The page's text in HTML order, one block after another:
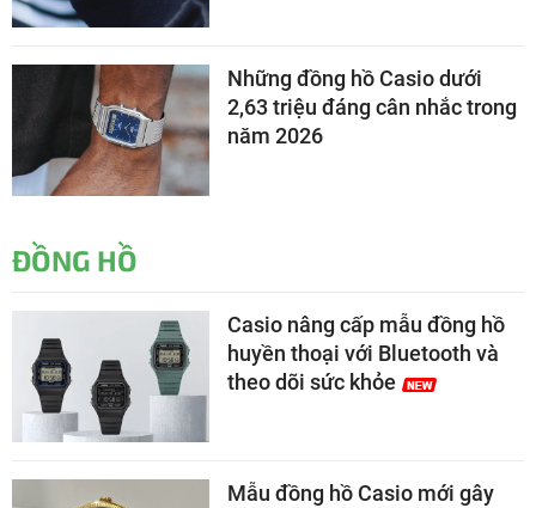
Những đồng hồ Casio dưới
2,63 triệu đáng cân nhắc trong
năm 2026
ĐỒNG HỒ
Casio nâng cấp mẫu đồng hồ
huyền thoại với Bluetooth và
theo dõi sức khỏe
Mẫu đồng hồ Casio mới gây